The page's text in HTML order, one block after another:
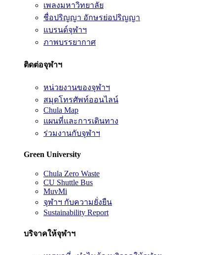
เพลงมหาวิทยาลัย
ชื่อปริญญา อักษรย่อปริญญา
แบรนด์จุฬาฯ
ภาพบรรยากาศ
ติดต่อจุฬาฯ
หน่วยงานของจุฬาฯ
สมุดโทรศัพท์ออนไลน์
Chula Map
แผนที่และการเดินทาง
ร่วมงานกับจุฬาฯ
Green University
Chula Zero Waste
CU Shuttle Bus
MuvMi
จุฬาฯ กับความยั่งยืน
Sustainability Report
บริจาคให้จุฬาฯ